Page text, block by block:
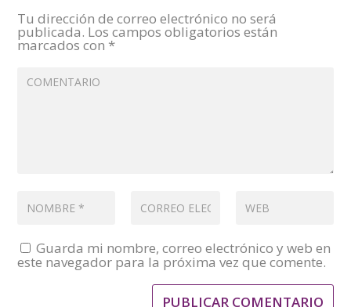
Tu dirección de correo electrónico no será
publicada. Los campos obligatorios están
marcados con *
Guarda mi nombre, correo electrónico y web en
este navegador para la próxima vez que comente.